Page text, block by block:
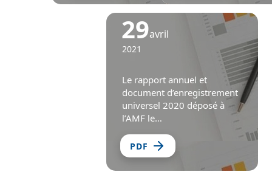
29avril
2021
Le rapport annuel et
document d’enregistrement
universel 2020 déposé à
l’AMF le…
PDF